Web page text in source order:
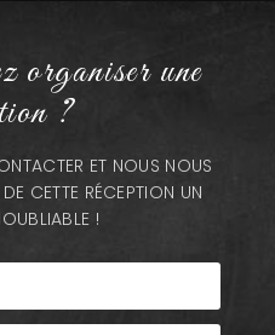
organiser une
?
ET NOUS NOUS
CETTE RÉCEPTION UN
!